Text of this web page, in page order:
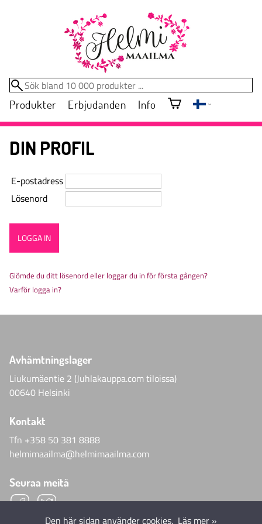
Produkter Erbjudanden Info
DIN PROFIL
E-postadress
Lösenord
Glömde du ditt lösenord eller loggar du in för första gången?
Varför logga in?
Avhämtningslager
Liukumäentie 2 (Juhlakauppa.com tiloissa)
00640 Helsinki
Kontakt
Tfn +358 50 381 8888
helmimaailma@helmimaailma.com
Seuraa meitä
Den här sidan använder cookies. Läs mer »